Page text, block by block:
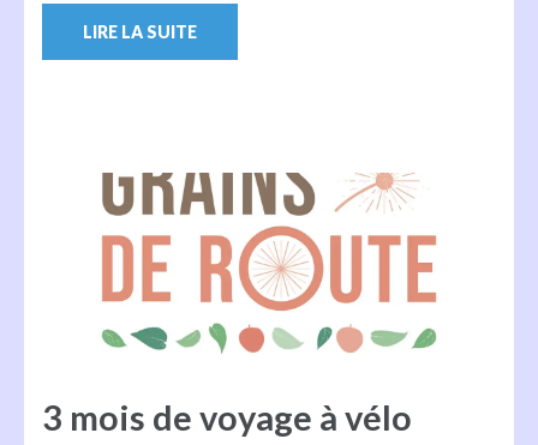
LIRE LA SUITE
3 mois de voyage à vélo